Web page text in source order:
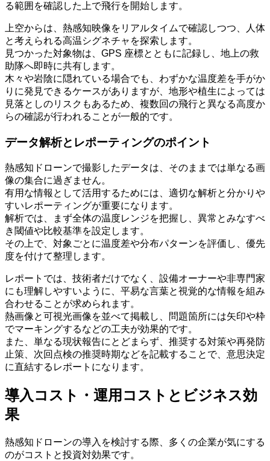
る範囲を確認した上で飛行を開始します。
上空からは、熱感知映像をリアルタイムで確認しつつ、人体
と考えられる高温シグネチャを探索します。
見つかった対象物は、GPS 座標とともに記録し、地上の救
助隊へ即時に共有します。
木々や岩陰に隠れている場合でも、わずかな温度差を手がか
りに発見できるケースがありますが、地形や植生によっては
見落としのリスクもあるため、複数回の飛行と異なる高度か
らの確認が行われることが一般的です。
データ解析とレポーティングのポイント
熱感知ドローンで撮影したデータは、そのままでは単なる画
像の集合に過ぎません。
有用な情報として活用するためには、適切な解析と分かりや
すいレポーティングが重要になります。
解析では、まず全体の温度レンジを把握し、異常とみなすべ
き閾値や比較基準を設定します。
その上で、対象ごとに温度差や分布パターンを評価し、優先
度を付けて整理します。
レポートでは、技術者だけでなく、設備オーナーや非専門家
にも理解しやすいように、平易な言葉と視覚的な情報を組み
合わせることが求められます。
熱画像と可視光画像を並べて掲載し、問題箇所には矢印や枠
でマーキングするなどの工夫が効果的です。
また、単なる現状報告にとどまらず、推奨する対策や再発防
止策、次回点検の推奨時期などを記載することで、意思決定
に直結するレポートになります。
導入コスト・運用コストとビジネス効
果
熱感知ドローンの導入を検討する際、多くの企業が気にする
のがコストと投資対効果です。